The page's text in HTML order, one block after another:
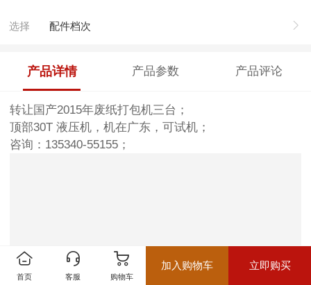
选择 配件档次
产品详情 产品参数 产品评论
转让国产2015年废纸打包机三台；
顶部30T 液压机，机在广东，可试机；
咨询：135340-55155；
首页 客服 购物车
加入购物车 立即购买